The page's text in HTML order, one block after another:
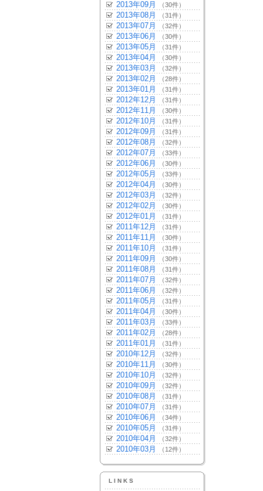
2013年09月 （30件）
2013年08月 （31件）
2013年07月 （32件）
2013年06月 （30件）
2013年05月 （31件）
2013年04月 （30件）
2013年03月 （32件）
2013年02月 （28件）
2013年01月 （31件）
2012年12月 （31件）
2012年11月 （30件）
2012年10月 （31件）
2012年09月 （31件）
2012年08月 （32件）
2012年07月 （33件）
2012年06月 （30件）
2012年05月 （33件）
2012年04月 （30件）
2012年03月 （32件）
2012年02月 （30件）
2012年01月 （31件）
2011年12月 （31件）
2011年11月 （30件）
2011年10月 （31件）
2011年09月 （30件）
2011年08月 （31件）
2011年07月 （32件）
2011年06月 （32件）
2011年05月 （31件）
2011年04月 （30件）
2011年03月 （33件）
2011年02月 （28件）
2011年01月 （31件）
2010年12月 （32件）
2010年11月 （30件）
2010年10月 （32件）
2010年09月 （32件）
2010年08月 （31件）
2010年07月 （31件）
2010年06月 （34件）
2010年05月 （31件）
2010年04月 （32件）
2010年03月 （12件）
LINKS